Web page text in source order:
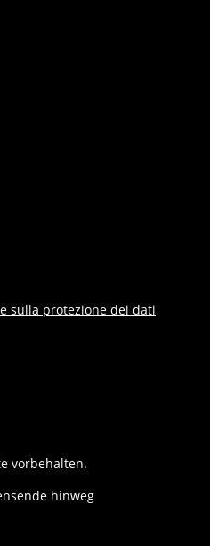
sulla protezione dei dati
vorbehalten.
hinweg